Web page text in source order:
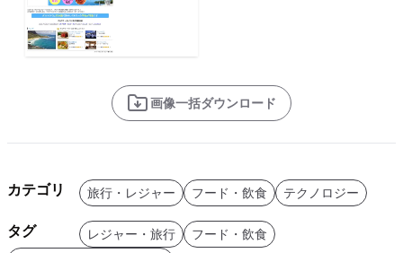
画像一括ダウンロード
カテゴリ 旅行・レジャー フード・飲食 テクノロジー
タグ レジャー・旅行
フード・飲食